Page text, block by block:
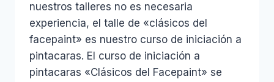
nuestros talleres no es necesaria
experiencia, el talle de «clásicos del
facepaint» es nuestro curso de iniciación a
pintacaras. El curso de iniciación a
pintacaras «Clásicos del Facepaint» se